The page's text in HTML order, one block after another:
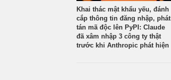
Khai thác mật khẩu yếu, đánh
cắp thông tin đăng nhập, phát
tán mã độc lên PyPI: Claude
đã xâm nhập 3 công ty thật
trước khi Anthropic phát hiện